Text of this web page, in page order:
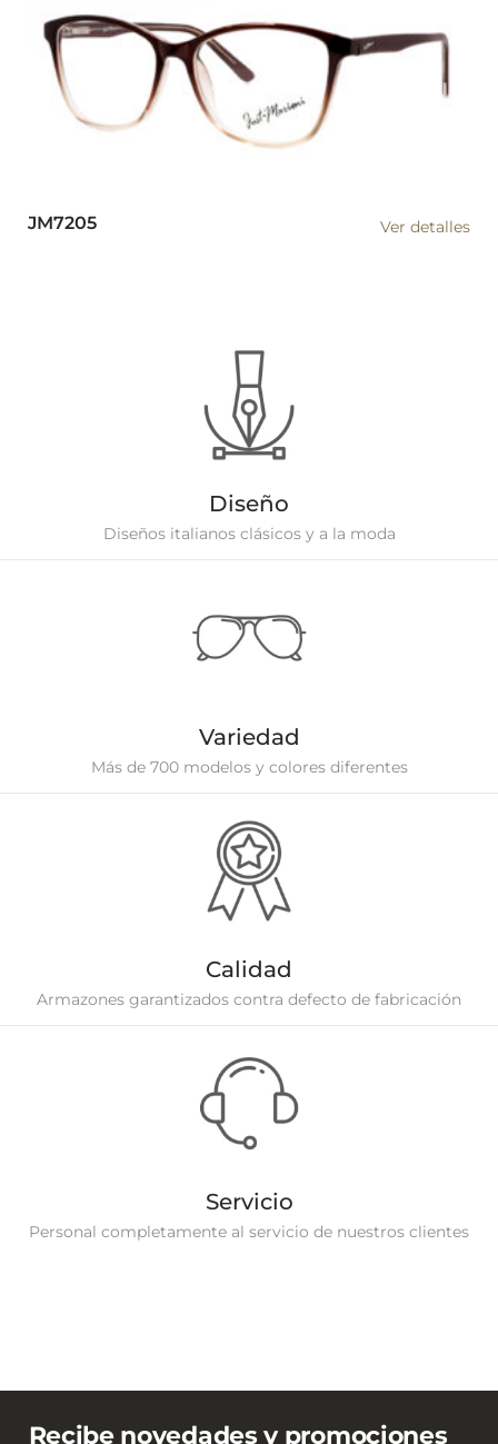
JM7205 Ver detalles
Diseño
Diseños italianos clásicos y a la moda
Variedad
Más de 700 modelos y colores diferentes
Calidad
Armazones garantizados contra defecto de fabricación
Servicio
Personal completamente al servicio de nuestros clientes
Recibe novedades y promociones